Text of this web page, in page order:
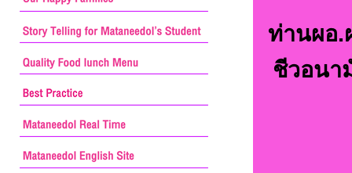
ท่านผอ.
ชีวอนา